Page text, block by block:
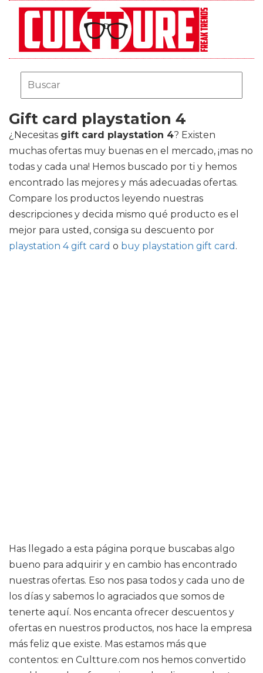
Gift card playstation 4
¿Necesitas gift card playstation 4? Existen
muchas ofertas muy buenas en el mercado, ¡mas no
todas y cada una! Hemos buscado por ti y hemos
encontrado las mejores y más adecuadas ofertas.
Compare los productos leyendo nuestras
descripciones y decida mismo qué producto es el
mejor para usted, consiga su descuento por
playstation 4 gift card o buy playstation gift card .
Has llegado a esta página porque buscabas algo
bueno para adquirir y en cambio has encontrado
nuestras ofertas. Eso nos pasa todos y cada uno de
los días y sabemos lo agraciados que somos de
tenerte aquí. Nos encanta ofrecer descuentos y
ofertas en nuestros productos, nos hace la empresa
más feliz que existe. Mas estamos más que
contentos: en Cultture.com nos hemos convertido